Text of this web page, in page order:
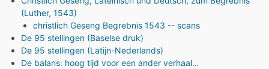
(Luther, 1543)
christlich Geseng Begrebnis 1543 -- scans
De 95 stellingen (Baselse druk)
De 95 stellingen (Latijn-Nederlands)
De balans: hoog tijd voor een ander verhaal…